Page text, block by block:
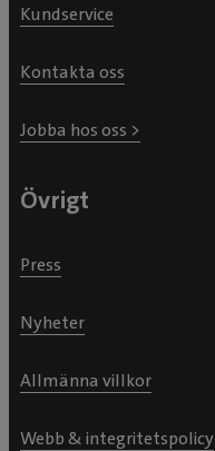
Kundservice
Kontakta oss
Jobba hos oss >
Övrigt
Press
Nyheter
Allmänna villkor
Webb & integritetspolicy